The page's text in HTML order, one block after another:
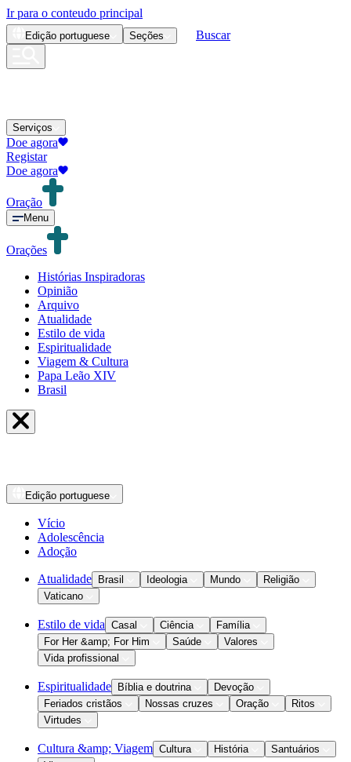
Ir para o conteudo principal
Edição portuguese Seções Buscar
Serviços
Doe agora
Registar
Doe agora
Oração
Menu
Orações
Histórias Inspiradoras
Opinião
Arquivo
Atualidade
Estilo de vida
Espiritualidade
Viagem & Cultura
Papa Leão XIV
Brasil
Edição portuguese
Vício
Adolescência
Adoção
Atualidade Brasil Ideologia Mundo
Religião
Vaticano
Estilo de vida Casal Ciência
Família
For Her &amp; For Him
Saúde
Valores
Vida profissional
Espiritualidade Bíblia e doutrina
Devoção
Feriados cristãos
Nossas cruzes Oração
Ritos
Virtudes
Cultura &amp; Viagem Cultura História
Santuários